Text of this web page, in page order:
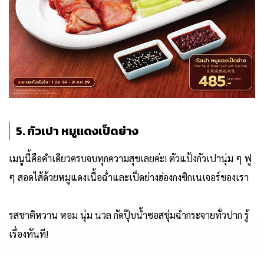
5. กัวเปา หมูแดงเป็ดย่าง
เมนูนี้คือคำเดียวครบจบทุกความสุขเลยค่ะ! ตัวแป้งกัวเปานุ่ม ๆ ฟู
ๆ สอดไส้ด้วยหมูแดงเนื้อฉ่ำและเป็ดย่างฮ่องกงซิกเนเจอร์ของเรา
รสชาติหวาน หอม นุ่ม นวล กัดปุ๊บน้ำซอสชุ่มฉ่ำกระจายทั่วปาก รู้
เรื่องทันที!